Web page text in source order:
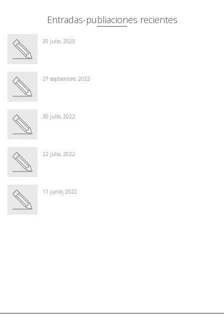
Entradas-publiaciones recientes
20 julio, 2023
27 septiembre, 2022
30 julio, 2022
22 julio, 2022
11 junio, 2022